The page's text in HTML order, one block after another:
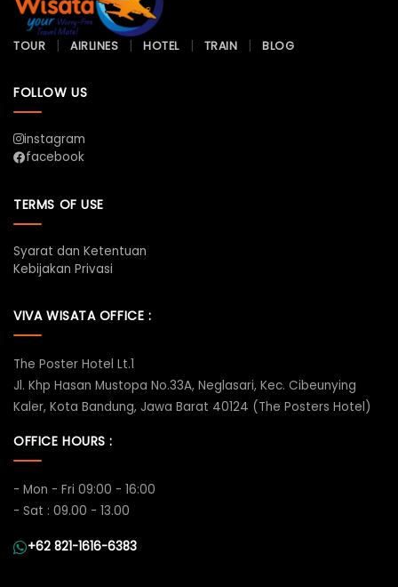
TOUR AIRLINES HOTEL TRAIN BLOG
FOLLOW US
instagram
facebook
TERMS OF USE
Syarat dan Ketentuan
Kebijakan Privasi
VIVA WISATA OFFICE :
The Poster Hotel Lt.1
Jl. Khp Hasan Mustopa No.33A, Neglasari, Kec. Cibeunying
Kaler, Kota Bandung, Jawa Barat 40124 (The Posters Hotel)
OFFICE HOURS :
- Mon - Fri 09:00 - 16:00
- Sat : 09.00 - 13.00
+62 821-1616-6383